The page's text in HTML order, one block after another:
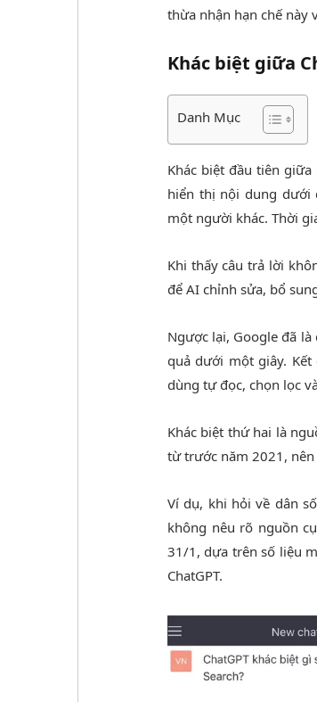
thừa nhận hạn chế này
Khác biệt giữa
Danh Mục
Khác biệt đầu tiên
hiển thị nội dung dưới
một người khác. Thời
Khi thấy câu trả lời
để AI chỉnh sửa, bổ
Ngược lại, Google đã
quả dưới một giây.
dùng tự đọc, chọn lọc
Khác biệt thứ hai là
từ trước năm 2021,
Ví dụ, khi hỏi về dân
không nêu rõ nguồn
31/1, dựa trên số liệu
ChatGPT.